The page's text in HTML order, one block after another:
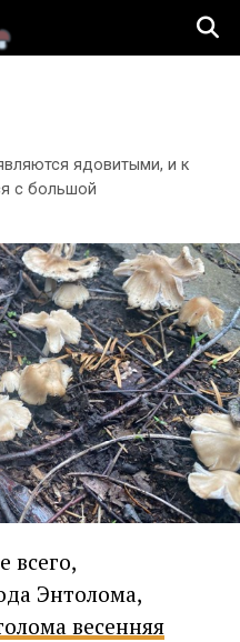
ядовитыми, и к
с большой
всего,
Энтолома,
весенняя